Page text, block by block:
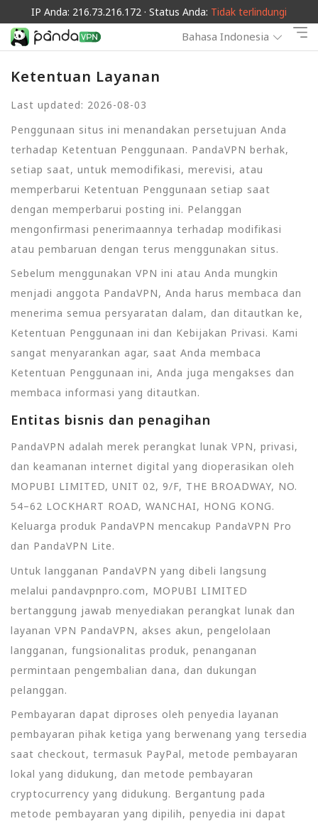
IP Anda: 216.73.216.172 · Status Anda: Tidak terlindungi
Bahasa Indonesia
Ketentuan Layanan
Last updated: 2026-08-03
Penggunaan situs ini menandakan persetujuan Anda
terhadap Ketentuan Penggunaan. PandaVPN berhak,
setiap saat, untuk memodifikasi, merevisi, atau
memperbarui Ketentuan Penggunaan setiap saat
dengan memperbarui posting ini. Pelanggan
mengonfirmasi penerimaannya terhadap modifikasi
atau pembaruan dengan terus menggunakan situs.
Sebelum menggunakan VPN ini atau Anda mungkin
menjadi anggota PandaVPN, Anda harus membaca dan
menerima semua persyaratan dalam, dan ditautkan ke,
Ketentuan Penggunaan ini dan Kebijakan Privasi. Kami
sangat menyarankan agar, saat Anda membaca
Ketentuan Penggunaan ini, Anda juga mengakses dan
membaca informasi yang ditautkan.
Entitas bisnis dan penagihan
PandaVPN adalah merek perangkat lunak VPN, privasi,
dan keamanan internet digital yang dioperasikan oleh
MOPUBI LIMITED, UNIT 02, 9/F, THE BROADWAY, NO.
54–62 LOCKHART ROAD, WANCHAI, HONG KONG.
Keluarga produk PandaVPN mencakup PandaVPN Pro
dan PandaVPN Lite.
Untuk langganan PandaVPN yang dibeli langsung
melalui pandavpnpro.com, MOPUBI LIMITED
bertanggung jawab menyediakan perangkat lunak dan
layanan VPN PandaVPN, akses akun, pengelolaan
langganan, fungsionalitas produk, penanganan
permintaan pengembalian dana, dan dukungan
pelanggan.
Pembayaran dapat diproses oleh penyedia layanan
pembayaran pihak ketiga yang berwenang yang tersedia
saat checkout, termasuk PayPal, metode pembayaran
lokal yang didukung, dan metode pembayaran
cryptocurrency yang didukung. Bergantung pada
metode pembayaran yang dipilih, penyedia ini dapat